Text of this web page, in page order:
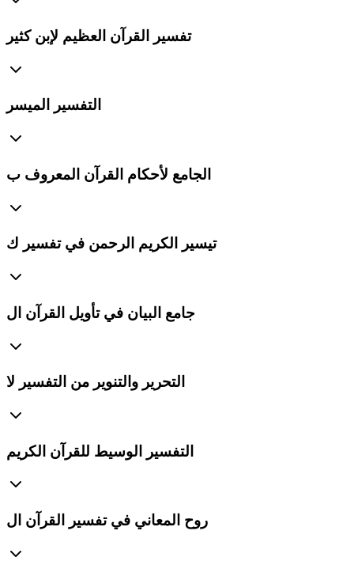
تفسير القرآن العظيم لإبن كثير
التفسير الميسر
الجامع لأحكام القرآن المعروف ب
تيسير الكريم الرحمن في تفسير ك
جامع البيان في تأويل القرآن ال
التحرير والتنوير من التفسير لا
التفسير الوسيط للقرآن الكريم
روح المعاني في تفسير القرآن ال